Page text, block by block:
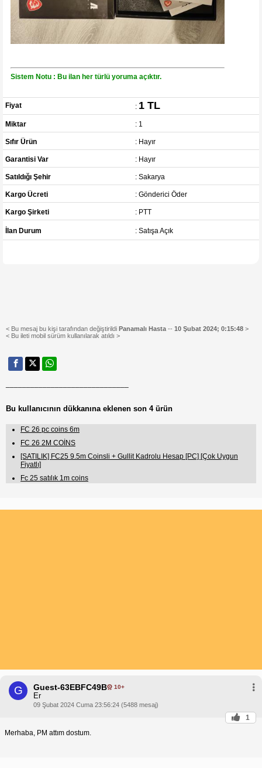
Sistem Notu : Bu ilan her türlü yoruma açıktır.
Fiyat : 1 TL
Miktar : 1
Sıfır Ürün : Hayır
Garantisi Var : Hayır
Satıldığı Şehir : Sakarya
Kargo Ücreti : Gönderici Öder
Kargo Şirketi : PTT
İlan Durum : Satışa Açık
< Bu mesaj bu kişi tarafından değiştirildi Panamalı Hasta -- 10 Şubat 2024; 0:15:48 >
< Bu ileti mobil sürüm kullanılarak atıldı >
Bu kullanıcının dükkanına eklenen son 4 ürün
FC 26 pc coins 6m
FC 26 2M COİNS
[SATILIK] FC25 9.5m Coinsli + Gullit Kadrolu Hesap [PC] [Çok Uygun
Fiyatlı]
Fc 25 satılık 1m coins
G Guest-63EBFC49B 10+
Er
09 Şubat 2024 Cuma 23:56:24 (5488 mesaj)
1
Merhaba, PM attım dostum.